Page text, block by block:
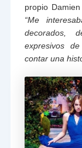
propio
“Me
decorados,
expresivos
contar una